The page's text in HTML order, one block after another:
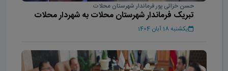
حسن خزائی پور فرماندار شهرستان محلات
تبریک فرماندار شهرستان محلات به شهردار محلات
یکشنبه 18 آبان 1404